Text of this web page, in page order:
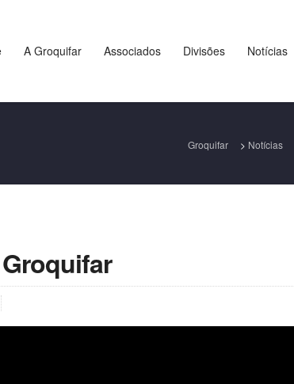
A Groquifar Associados Divisões Notícias
Groquifar > Notícias